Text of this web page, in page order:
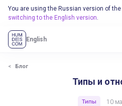
You are using the Russian version of
switching to the English version.
English
Блог
Типы и
Типы
10